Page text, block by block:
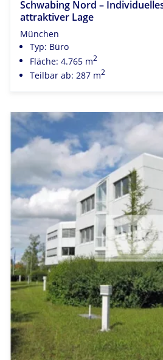
Schwabing Nord –
attraktiver Lage
München
Typ: Büro
Fläche: 4.765 m2
Teilbar ab: 287 m2